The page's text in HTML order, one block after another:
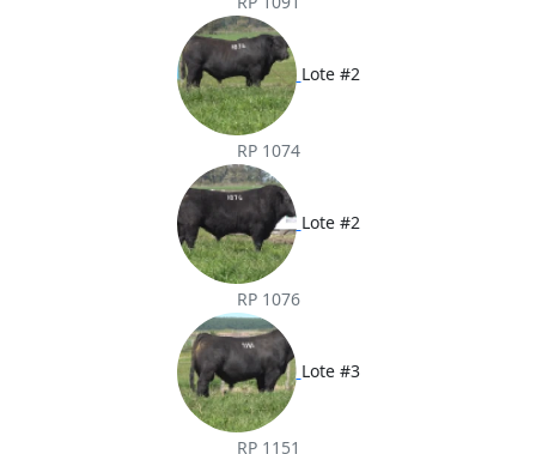
Lote #2
RP 1074
Lote #2
RP 1076
Lote #3
RP 1151